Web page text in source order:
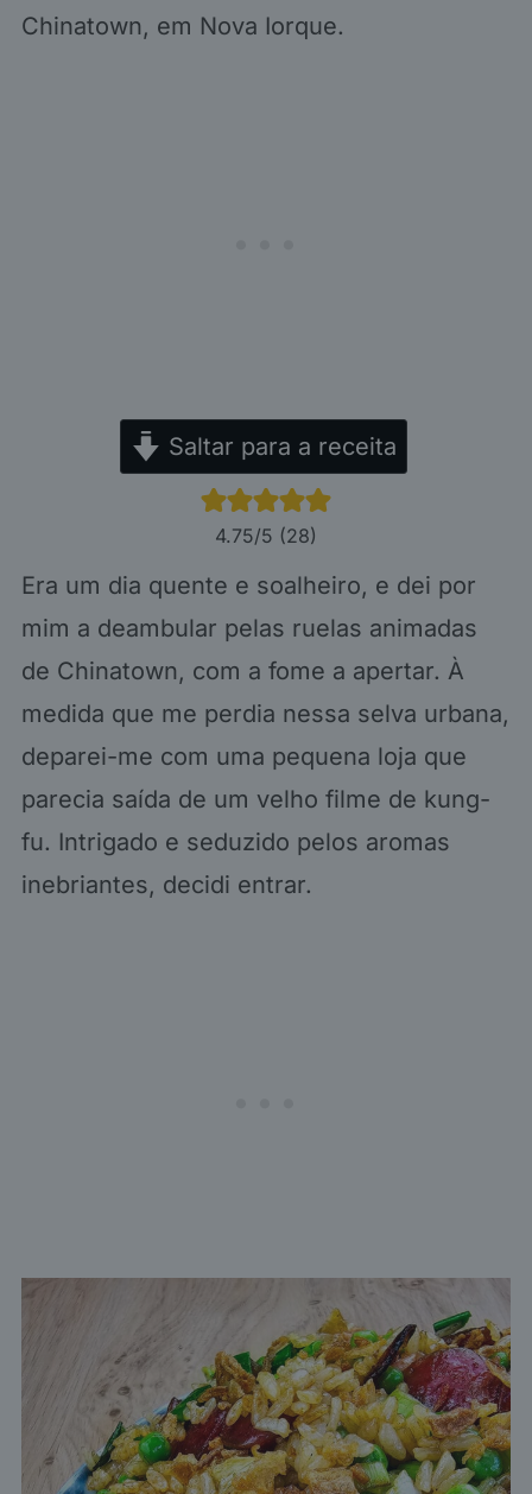
Chinatown, em Nova Iorque.
Saltar para a receita
4.75/5 (28)
Era um dia quente e soalheiro, e dei por
mim a deambular pelas ruelas animadas
de Chinatown, com a fome a apertar. À
medida que me perdia nessa selva urbana,
deparei-me com uma pequena loja que
parecia saída de um velho filme de kung-
fu. Intrigado e seduzido pelos aromas
inebriantes, decidi entrar.